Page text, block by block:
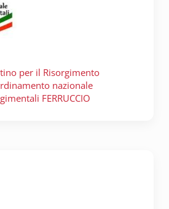
per il Risorgimento
nazionale
FERRUCCIO